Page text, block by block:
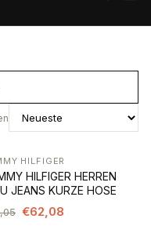
HILFIGER
HILFIGER HERREN
JEANS KURZE HOSE
€62,08